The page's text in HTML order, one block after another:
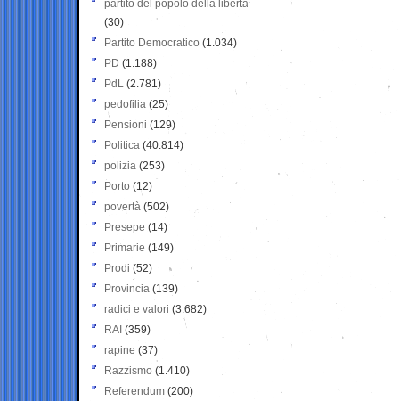
partito del popolo della libertà
(30)
Partito Democratico (1.034)
PD (1.188)
PdL (2.781)
pedofilia (25)
Pensioni (129)
Politica (40.814)
polizia (253)
Porto (12)
povertà (502)
Presepe (14)
Primarie (149)
Prodi (52)
Provincia (139)
radici e valori (3.682)
RAI (359)
rapine (37)
Razzismo (1.410)
Referendum (200)